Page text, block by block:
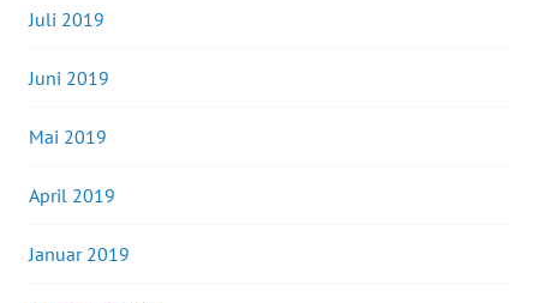
Juli 2019
Juni 2019
Mai 2019
April 2019
Januar 2019